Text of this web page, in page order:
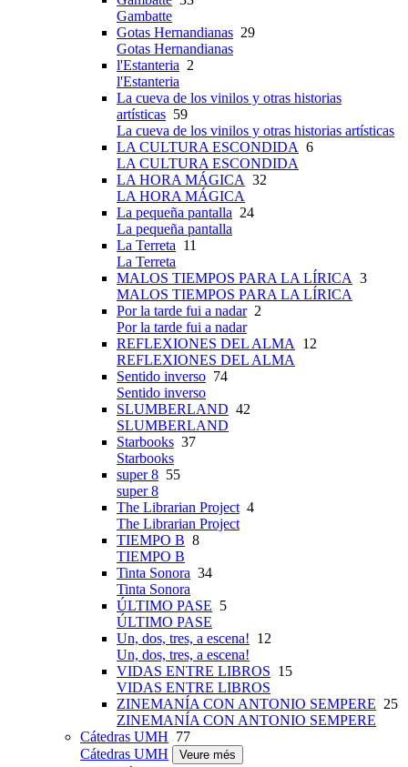
Gambatte
Gotas Hernandianas 29
Gotas Hernandianas
l'Estanteria 2
l'Estanteria
La cueva de los vinilos y otras historias
artísticas 59
La cueva de los vinilos y otras historias artísticas
LA CULTURA ESCONDIDA 6
LA CULTURA ESCONDIDA
LA HORA MÁGICA 32
LA HORA MÁGICA
La pequeña pantalla 24
La pequeña pantalla
La Terreta 11
La Terreta
MALOS TIEMPOS PARA LA LÍRICA 3
MALOS TIEMPOS PARA LA LÍRICA
Por la tarde fui a nadar2
Por la tarde fui a nadar
REFLEXIONES DEL ALMA 12
REFLEXIONES DEL ALMA
Sentido inverso 74
Sentido inverso
SLUMBERLAND 42
SLUMBERLAND
Starbooks 37
Starbooks
super 8 55
super 8
The Librarian Project4
The Librarian Project
TIEMPO B 8
TIEMPO B
Tinta Sonora 34
Tinta Sonora
ÚLTIMO PASE 5
ÚLTIMO PASE
Un, dos, tres, a escena! 12
Un, dos, tres, a escena!
VIDAS ENTRE LIBROS 15
VIDAS ENTRE LIBROS
ZINEMANÍA CON ANTONIO SEMPERE 25
ZINEMANÍA CON ANTONIO SEMPERE
Cátedras UMH 77
Cátedras UMH
Veure més